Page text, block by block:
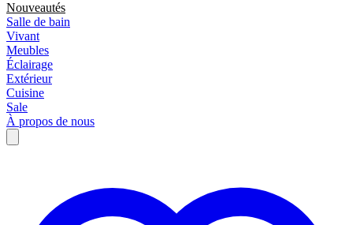
Nouveautés
Salle de bain
Vivant
Meubles
Éclairage
Extérieur
Cuisine
Sale
À propos de nous